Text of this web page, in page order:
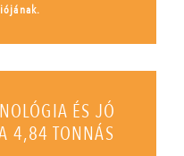
ÉS JÓ
4,84 TONNÁS